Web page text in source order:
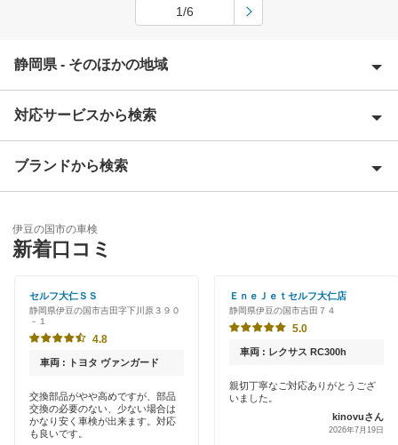
1/6
静岡県 - そのほかの地域
熱海市
伊東市
磐田市
御前崎市
掛川市
賀茂郡
菊川市
湖西市
対応サービスから検索
Award 受賞店
特典あり
早割りあり
代車あり
ブランドから検索
「車検の速太郎」
アップル車検
オートバックス
チャレンジ車検
コスモの車検
出光興産「らくらく安心車検」
伊豆の国市の車検
新着口コミ
セルフ大仁ＳＳ
静岡県伊豆の国市吉田字下川原３９０
－１
4.8
車両 : トヨタ ヴァンガード
交換部品がやや高めですが、部品
交換の必要のない、少ない場合は
かなり安く車検が出来ます。対応
も良いです。
ＥｎｅＪｅｔセルフ大仁店
静岡県伊豆の国市吉田７４
5.0
車両 : レクサス RC300h
親切丁寧なご対応ありがとうござ
いました。
kinovuさん
2026年7月19日